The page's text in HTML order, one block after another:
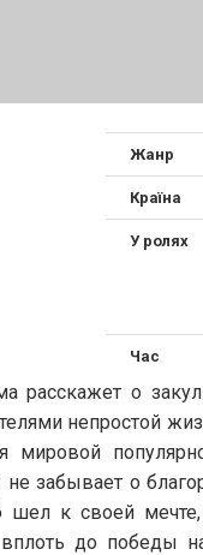
Жанр
Країна
У ролях
Час
расскажет о
непростой
мировой
забывает о
шел к своей
вплоть до